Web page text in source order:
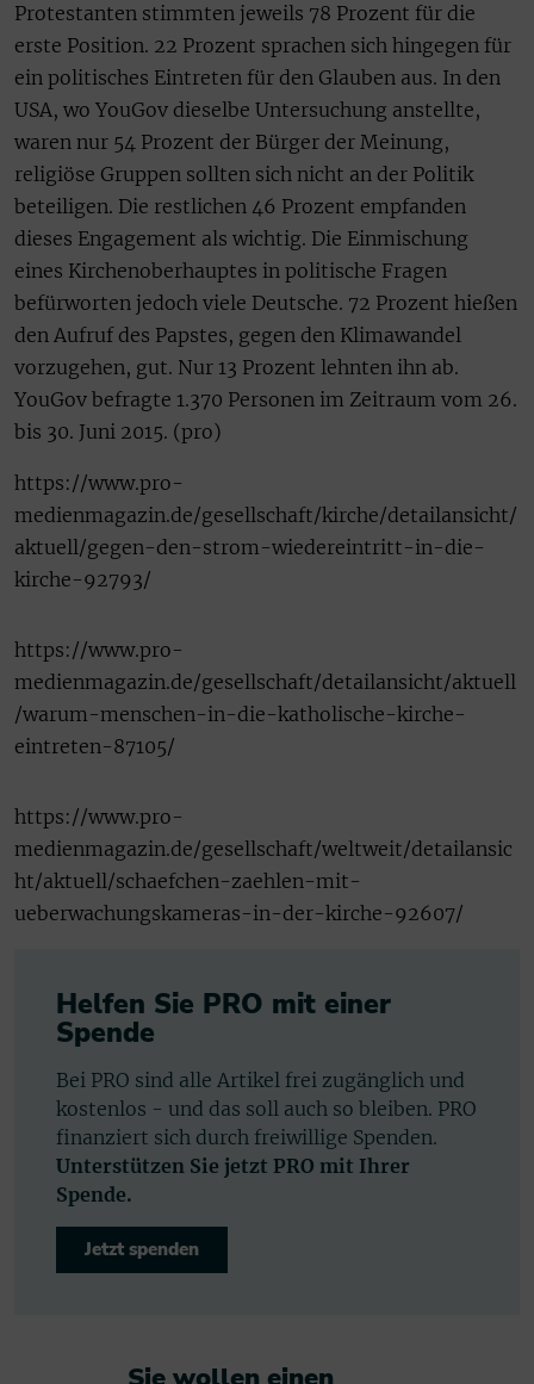
Protestanten stimmten jeweils 78 Prozent für die
erste Position. 22 Prozent sprachen sich hingegen für
ein politisches Eintreten für den Glauben aus. In den
USA, wo YouGov dieselbe Untersuchung anstellte,
waren nur 54 Prozent der Bürger der Meinung,
religiöse Gruppen sollten sich nicht an der Politik
beteiligen. Die restlichen 46 Prozent empfanden
dieses Engagement als wichtig. Die Einmischung
eines Kirchenoberhauptes in politische Fragen
befürworten jedoch viele Deutsche. 72 Prozent hießen
den Aufruf des Papstes, gegen den Klimawandel
vorzugehen, gut. Nur 13 Prozent lehnten ihn ab.
YouGov befragte 1.370 Personen im Zeitraum vom 26.
bis 30. Juni 2015. (pro)
https://www.pro-
medienmagazin.de/gesellschaft/kirche/detailansicht/
aktuell/gegen-den-strom-wiedereintritt-in-die-
kirche-92793/
https://www.pro-
medienmagazin.de/gesellschaft/detailansicht/aktuell
/warum-menschen-in-die-katholische-kirche-
eintreten-87105/
https://www.pro-
medienmagazin.de/gesellschaft/weltweit/detailansic
ht/aktuell/schaefchen-zaehlen-mit-
ueberwachungskameras-in-der-kirche-92607/
Helfen Sie PRO mit einer
Spende
Bei PRO sind alle Artikel frei zugänglich und
kostenlos - und das soll auch so bleiben. PRO
finanziert sich durch freiwillige Spenden.
Unterstützen Sie jetzt PRO mit Ihrer
Spende.
Jetzt spenden